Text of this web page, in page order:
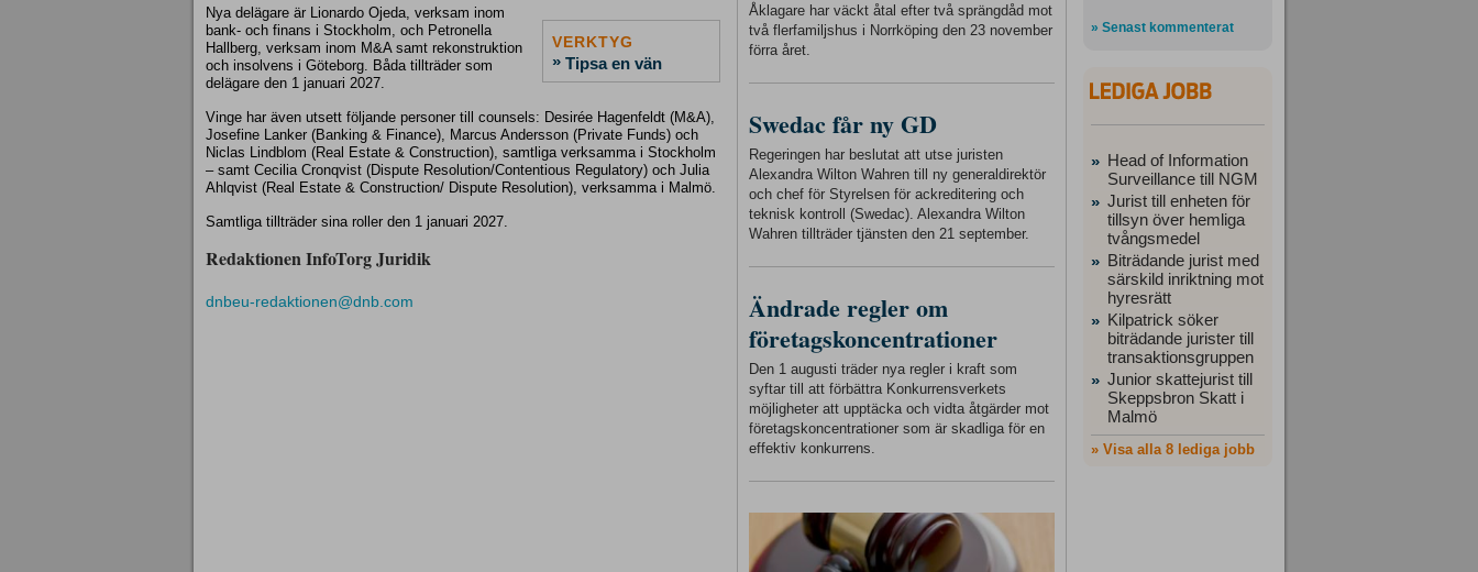
VERKTYG
» Tipsa en vän
Nya delägare är Lionardo Ojeda, verksam inom
bank- och finans i Stockholm, och Petronella
Hallberg, verksam inom M&A samt rekonstruktion
och insolvens i Göteborg. Båda tillträder som
delägare den 1 januari 2027.
Vinge har även utsett följande personer till counsels: Desirée Hagenfeldt (M&A),
Josefine Lanker (Banking & Finance), Marcus Andersson (Private Funds) och
Niclas Lindblom (Real Estate & Construction), samtliga verksamma i Stockholm
– samt Cecilia Cronqvist (Dispute Resolution/Contentious Regulatory) och Julia
Ahlqvist (Real Estate & Construction/ Dispute Resolution), verksamma i Malmö.
Samtliga tillträder sina roller den 1 januari 2027.
Redaktionen InfoTorg Juridik
dnbeu-redaktionen@dnb.com
Åklagare har väckt åtal efter två sprängdåd mot
två flerfamiljshus i Norrköping den 23 november
förra året.
Swedac får ny GD
Regeringen har beslutat att utse juristen
Alexandra Wilton Wahren till ny generaldirektör
och chef för Styrelsen för ackreditering och
teknisk kontroll (Swedac). Alexandra Wilton
Wahren tillträder tjänsten den 21 september.
Ändrade regler om
företagskoncentrationer
Den 1 augusti träder nya regler i kraft som
syftar till att förbättra Konkurrensverkets
möjligheter att upptäcka och vidta åtgärder mot
företagskoncentrationer som är skadliga för en
effektiv konkurrens.
» Senast kommenterat
» Head of Information
Surveillance till NGM
» Jurist till enheten för
tillsyn över hemliga
tvångsmedel
» Biträdande jurist med
särskild inriktning mot
hyresrätt
» Kilpatrick söker
biträdande jurister till
transaktionsgruppen
» Junior skattejurist till
Skeppsbron Skatt i
Malmö
» Visa alla 8 lediga jobb